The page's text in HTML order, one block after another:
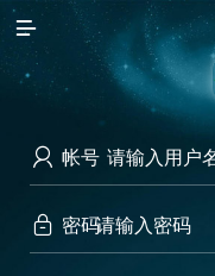

 帐号
 密码